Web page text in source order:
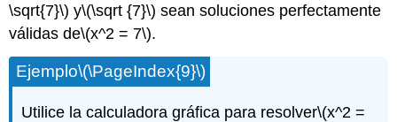
\sqrt{7}\) y\(\sqrt {7}\) sean soluciones perfectamente
válidas de\(x^2 = 7\).
Ejemplo\(\PageIndex{9}\)
Utilice la calculadora gráfica para resolver\(x^2 =